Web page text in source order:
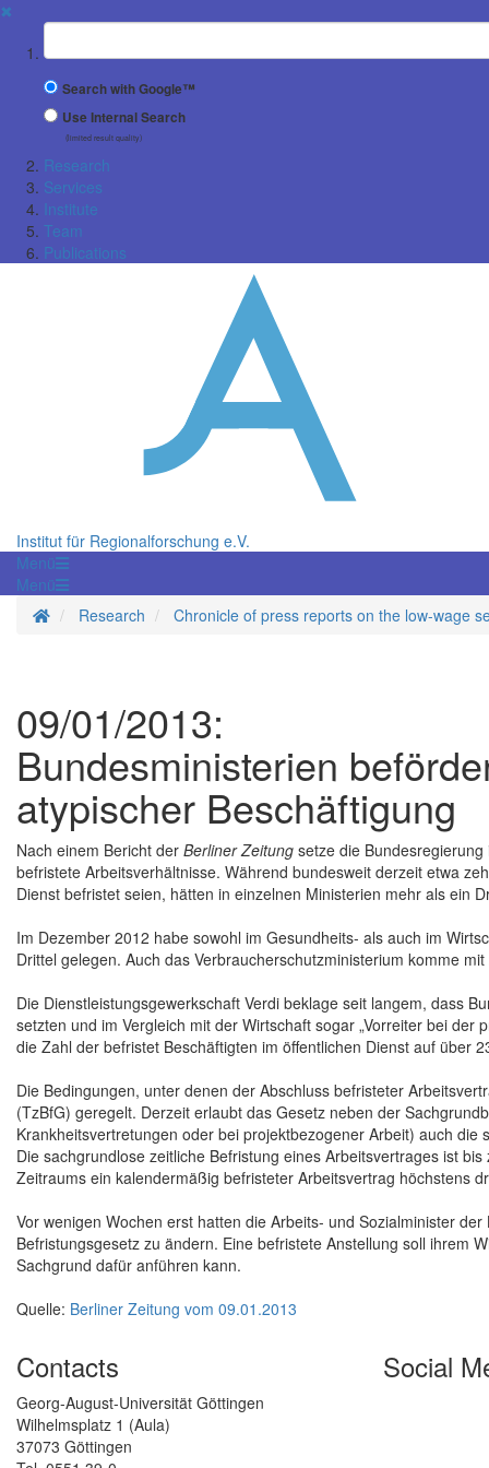
✖
Suchbegriff
Search with Google™
Use Internal Search
(limited result quality)
Research
Services
Institute
Team
Publications
Institut für Regionalforschung e.V.
Menü
Menü
Homepage
Research Chronicle of press reports on the low-wage
09/01/2013:
Bundesministerien
atypischer Beschäftigung
Nach einem Bericht der Berliner Zeitung setze die
befristete Arbeitsverhältnisse. Während bundesweit derzeit etwa
Dienst befristet seien, hätten in einzelnen Ministerien mehr als ein
Im Dezember 2012 habe sowohl im Gesundheits- als auch im
Drittel gelegen. Auch das Verbraucherschutzministerium komme
Die Dienstleistungsgewerkschaft Verdi beklage seit langem, dass
setzten und im Vergleich mit der Wirtschaft sogar „Vorreiter bei
die Zahl der befristet Beschäftigten im öffentlichen Dienst auf über
Die Bedingungen, unter denen der Abschluss befristeter
(TzBfG) geregelt. Derzeit erlaubt das Gesetz neben der
Krankheitsvertretungen oder bei projektbezogener Arbeit) auch
Die sachgrundlose zeitliche Befristung eines Arbeitsvertrages ist
Zeitraums ein kalendermäßig befristeter Arbeitsvertrag höchstens
Vor wenigen Wochen erst hatten die Arbeits- und Sozialminister
Befristungsgesetz zu ändern. Eine befristete Anstellung soll ihrem
Sachgrund dafür anführen kann.
Quelle: Berliner Zeitung vom 09.01.2013
Contacts
Georg-August-Universität Göttingen
Wilhelmsplatz 1 (Aula)
37073 Göttingen
Social